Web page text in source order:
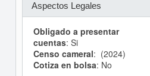
Aspectos Legales
Obligado a presentar
cuentas: Si
Censo cameral: (2024)
Cotiza en bolsa: No